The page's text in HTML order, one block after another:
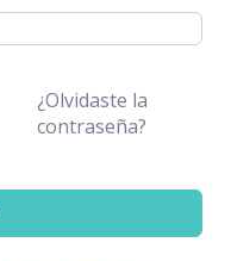
¿Olvidaste la
contraseña?